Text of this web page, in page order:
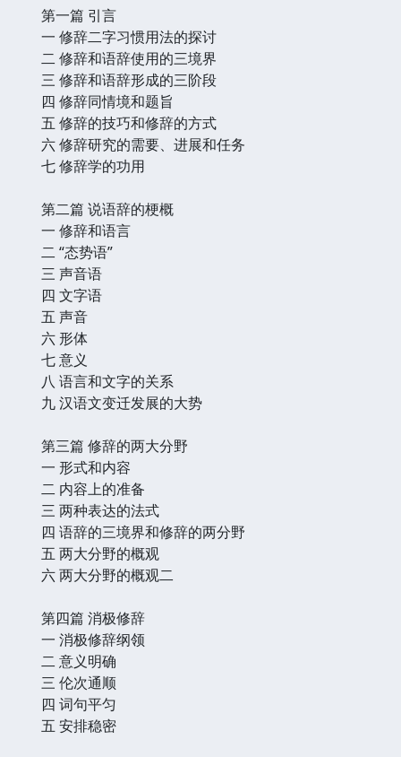
第一篇 引言
一 修辞二字习惯用法的探讨
二 修辞和语辞使用的三境界
三 修辞和语辞形成的三阶段
四 修辞同情境和题旨
五 修辞的技巧和修辞的方式
六 修辞研究的需要、进展和任务
七 修辞学的功用
第二篇 说语辞的梗概
一 修辞和语言
二 “态势语”
三 声音语
四 文字语
五 声音
六 形体
七 意义
八 语言和文字的关系
九 汉语文变迁发展的大势
第三篇 修辞的两大分野
一 形式和内容
二 内容上的准备
三 两种表达的法式
四 语辞的三境界和修辞的两分野
五 两大分野的概观
六 两大分野的概观二
第四篇 消极修辞
一 消极修辞纲领
二 意义明确
三 伦次通顺
四 词句平匀
五 安排稳密